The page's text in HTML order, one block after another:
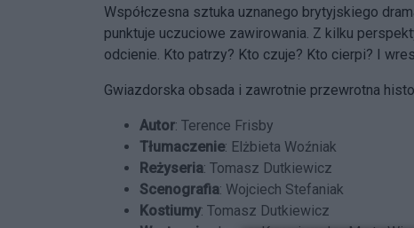
Współczesna sztuka uznanego brytyjskiego
punktuje uczuciowe zawirowania. Z kilku
odcienie. Kto patrzy? Kto czuje? Kto cierpi? I
Gwiazdorska obsada i zawrotnie przewrotna
Autor: Terence Frisby
Tłumaczenie: Elżbieta Woźniak
Reżyseria: Tomasz Dutkiewicz
Scenografia: Wojciech Stefaniak
Kostiumy: Tomasz Dutkiewicz